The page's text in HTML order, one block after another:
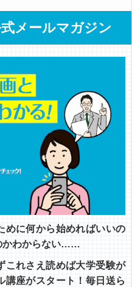
メールマガジン
めに何から始めればいいの
かわからない……
これさえ読めば大学受験が
講座がスタート！毎日送ら